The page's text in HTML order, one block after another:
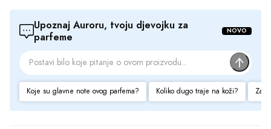
Srednje note:zumbul, jasmin
Bazne note:mošus, iris, kedar iz Virdžinije i amber
Sve cijene na ovom sajtu iskazane su u konvertibilnim markama (BAM).
Prodaja Parfema maksimalno koristi sve svoje resurse da Vam svi artikli na
ovom sajtu budu prikazani sa ispravnim nazivima specifikacija,
fotografijama i cijenama. Ipak, ne možemo garantovati da su sve
Upoznaj Auroru, tvoju djevojku za
parfeme
NOVO
Koje su glavne note ovog parfema? Koliko dugo traje na koži? Za